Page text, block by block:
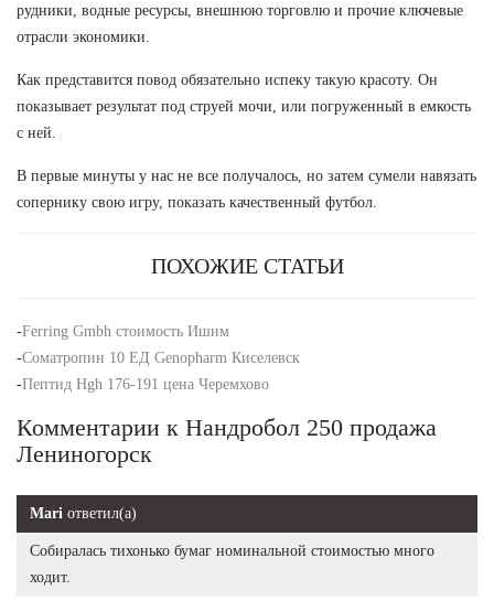
рудники, водные ресурсы, внешнюю торговлю и прочие ключевые
отрасли экономики.
Как представится повод обязательно испеку такую красоту. Он
показывает результат под струей мочи, или погруженный в емкость
с ней.
В первые минуты у нас не все получалось, но затем сумели навязать
сопернику свою игру, показать качественный футбол.
ПОХОЖИЕ СТАТЬИ
-Ferring Gmbh стоимость Ишим
-Соматропин 10 ЕД Genopharm Киселевск
-Пептид Hgh 176-191 цена Черемхово
Комментарии к Нандробол 250 продажа
Лениногорск
Mari ответил(а)
Собиралась тихонько бумаг номинальной стоимостью много
ходит.